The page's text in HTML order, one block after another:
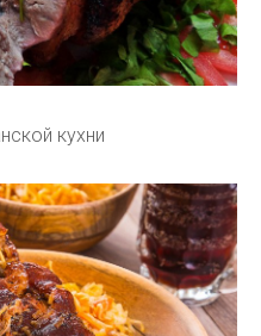
кухни